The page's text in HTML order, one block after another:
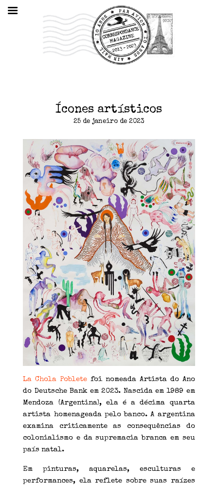
Ícones artísticos
25 de janeiro de 2023
La Chola Poblete foi nomeada Artista do Ano
do Deutsche Bank em 2023. Nascida em 1989 em
Mendoza (Argentina), ela é a décima quarta
artista homenageada pelo banco. A argentina
examina criticamente as consequências do
colonialismo e da supremacia branca em seu
país natal.
Em pinturas, aquarelas, esculturas e
performances, ela reflete sobre suas raízes